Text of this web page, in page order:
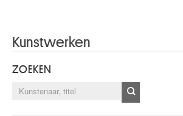
Kunstwerken
ZOEKEN